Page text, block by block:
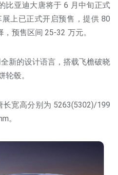
比亚迪大唐将于 6 月中旬正式
上已正式开启预售，提供 80
预售区间 25-32 万元。
新的设计语言，搭载飞檐破晓
轮毂。
宽高分别为 5263(5302)/199
。